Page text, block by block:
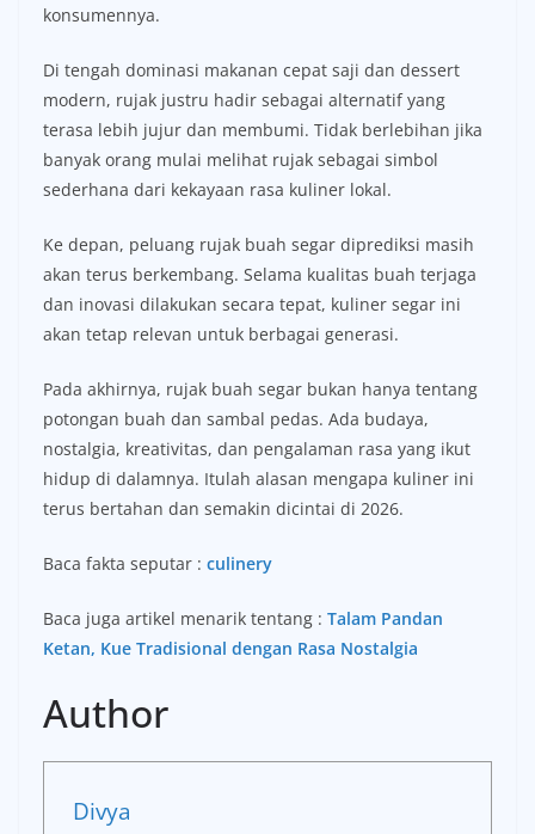
konsumennya.
Di tengah dominasi makanan cepat saji dan dessert
modern, rujak justru hadir sebagai alternatif yang
terasa lebih jujur dan membumi. Tidak berlebihan jika
banyak orang mulai melihat rujak sebagai simbol
sederhana dari kekayaan rasa kuliner lokal.
Ke depan, peluang rujak buah segar diprediksi masih
akan terus berkembang. Selama kualitas buah terjaga
dan inovasi dilakukan secara tepat, kuliner segar ini
akan tetap relevan untuk berbagai generasi.
Pada akhirnya, rujak buah segar bukan hanya tentang
potongan buah dan sambal pedas. Ada budaya,
nostalgia, kreativitas, dan pengalaman rasa yang ikut
hidup di dalamnya. Itulah alasan mengapa kuliner ini
terus bertahan dan semakin dicintai di 2026.
Baca fakta seputar : culinery
Baca juga artikel menarik tentang : Talam Pandan
Ketan, Kue Tradisional dengan Rasa Nostalgia
Author
Divya